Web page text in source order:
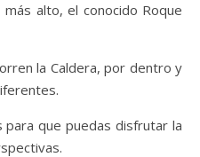
alto, el conocido Roque
la Caldera, por dentro y
para que puedas disfrutar la